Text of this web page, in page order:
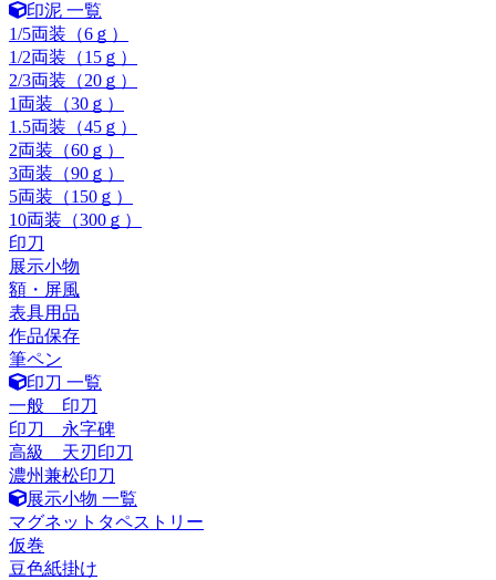
印泥 一覧
1/5両装（6ｇ）
1/2両装（15ｇ）
2/3両装（20ｇ）
1両装（30ｇ）
1.5両装（45ｇ）
2両装（60ｇ）
3両装（90ｇ）
5両装（150ｇ）
10両装（300ｇ）
印刀
展示小物
額・屏風
表具用品
作品保存
筆ペン
印刀 一覧
一般 印刀
印刀 永字碑
高級 天刃印刀
濃州兼松印刀
展示小物 一覧
マグネットタペストリー
仮巻
豆色紙掛け